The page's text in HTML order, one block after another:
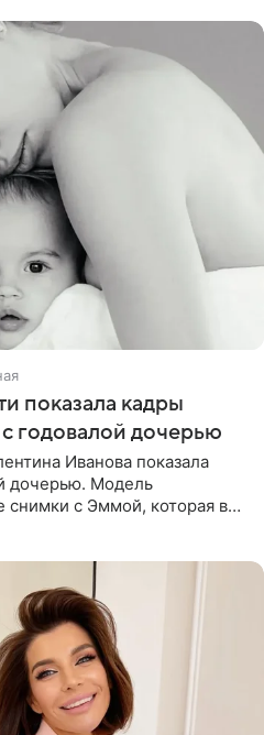
показала кадры
годовалой дочерью
Иванова показала
дочерью. Модель
снимки с Эммой, которая в